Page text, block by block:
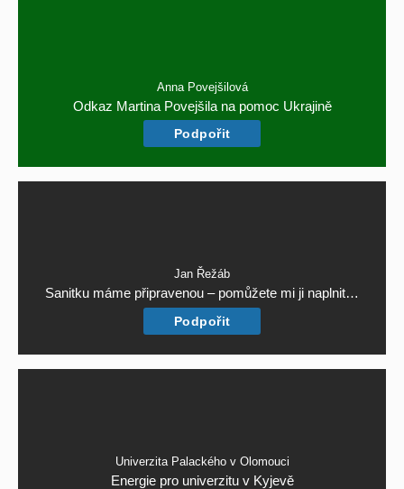
Anna Povejšilová
Odkaz Martina Povejšila na pomoc Ukrajině
Podpořit
Jan Řežáb
Sanitku máme připravenou – pomůžete mi ji naplnit…
Podpořit
Univerzita Palackého v Olomouci
Energie pro univerzitu v Kyjevě